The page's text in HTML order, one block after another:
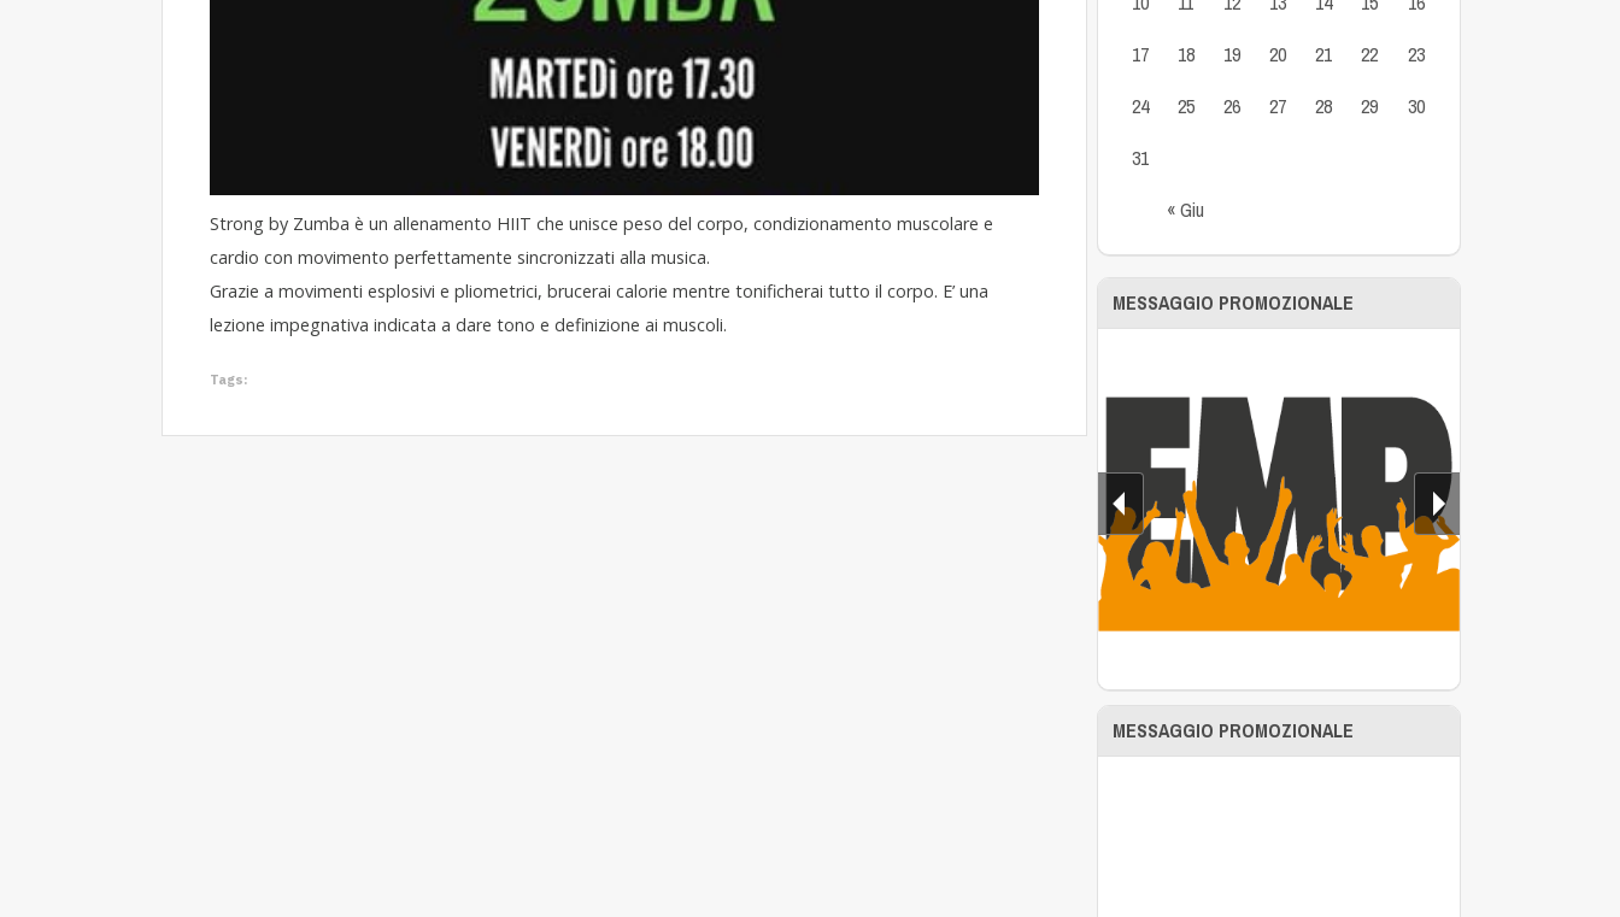
Strong by Zumba è un allenamento HIIT che unisce peso del corpo, condizionamento muscolare e
cardio con movimento perfettamente sincronizzati alla musica.
Grazie a movimenti esplosivi e pliometrici, brucerai calorie mentre tonificherai tutto il corpo. E’ una
lezione impegnativa indicata a dare tono e definizione ai muscoli.
Tags:
« Giu
17
18 19 20 21 22
23
24
25 26 27 28 29
30
31
MESSAGGIO PROMOZIONALE
MESSAGGIO PROMOZIONALE